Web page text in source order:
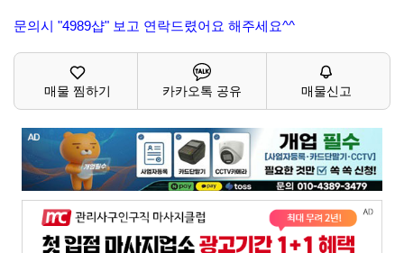
문의시 "4989샵" 보고 연락드렸어요 해주세요^^
매물 찜하기 카카오톡 공유 매물신고